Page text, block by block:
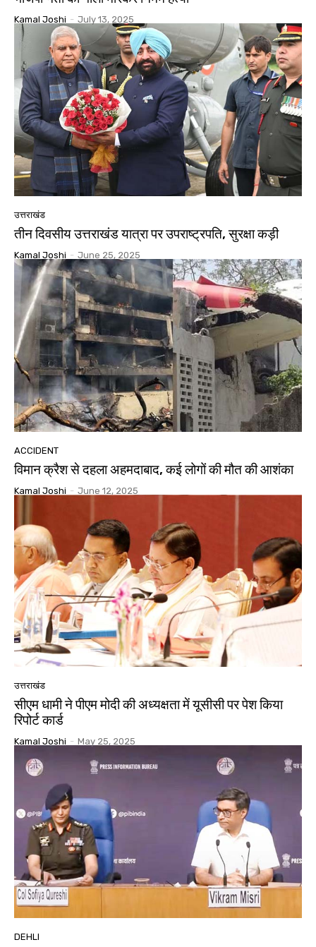
Kamal Joshi - July 13, 2025
उत्तराखंड
तीन दिवसीय उत्तराखंड यात्रा पर उपराष्ट्रपति, सुरक्षा कड़ी
Kamal Joshi - June 25, 2025
ACCIDENT
विमान क्रैश से दहला अहमदाबाद, कई लोगों की मौत की आशंका
Kamal Joshi - June 12, 2025
उत्तराखंड
सीएम धामी ने पीएम मोदी की अध्यक्षता में यूसीसी पर पेश किया
रिपोर्ट कार्ड
Kamal Joshi - May 25, 2025
DEHLI